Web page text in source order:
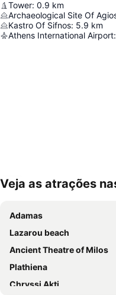
Tower: 0.9 km
Archaeological Site Of
Kastro Of Sifnos: 5.9 km
Athens International Airport:
Ampliar mapa
Veja as atrações
Adamas
Lazarou beach
Ancient Theatre of Milos
Plathiena
Chryssi Akti